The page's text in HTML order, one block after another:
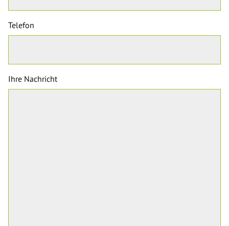
Telefon
Ihre Nachricht